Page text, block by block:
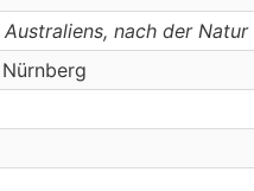
Australiens, nach der